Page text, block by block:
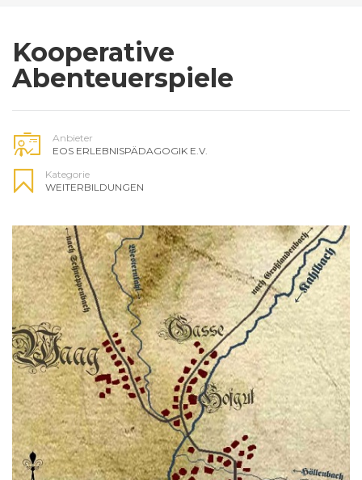
Kooperative
Abenteuerspiele
Anbieter
EOS ERLEBNISPÄDAGOGIK E.V.
Kategorie
WEITERBILDUNGEN